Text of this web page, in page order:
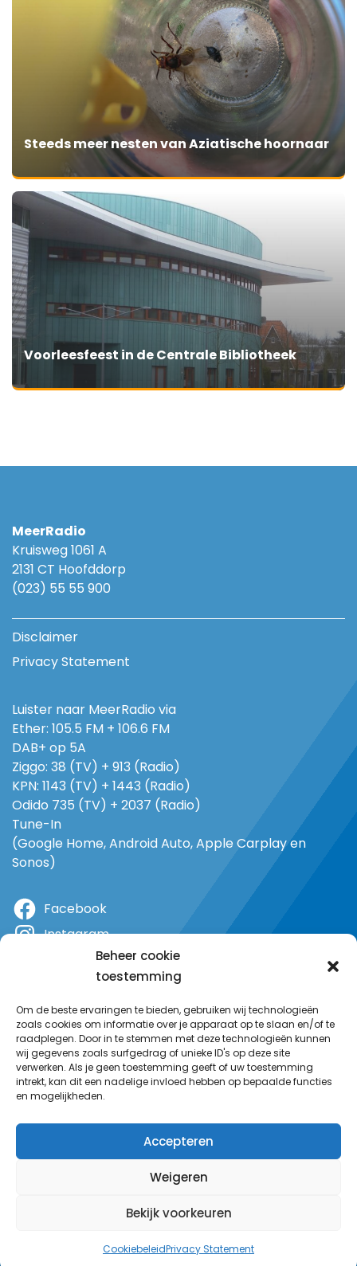
Beheer cookie
toestemming
Om de beste ervaringen te bieden, gebruiken wij technologieën
zoals cookies om informatie over je apparaat op te slaan en/of te
raadplegen. Door in te stemmen met deze technologieën kunnen
wij gegevens zoals surfgedrag of unieke ID's op deze site
verwerken. Als je geen toestemming geeft of uw toestemming
intrekt, kan dit een nadelige invloed hebben op bepaalde functies
en mogelijkheden.
Accepteren
Weigeren
Bekijk voorkeuren
CookiebeleidPrivacy Statement
Steeds meer nesten van Aziatische hoornaar
Voorleesfeest in de Centrale Bibliotheek
MeerRadio
Kruisweg 1061 A
2131 CT Hoofddorp
(023) 55 55 900
Disclaimer
Privacy Statement
Luister naar MeerRadio via
Ether: 105.5 FM + 106.6 FM
DAB+ op 5A
Ziggo: 38 (TV) + 913 (Radio)
KPN: 1143 (TV) + 1443 (Radio)
Odido 735 (TV) + 2037 (Radio)
Tune-In
(Google Home, Android Auto, Apple Carplay en
Sonos)
Facebook
Instagram
YouTube
© MeerRadio 2025